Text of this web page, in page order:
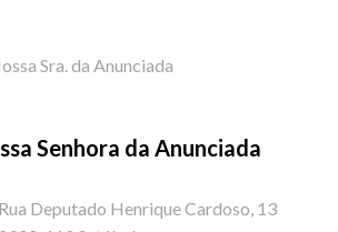
Senhora da Anunciada
Rua Deputado Henrique Cardoso, 13